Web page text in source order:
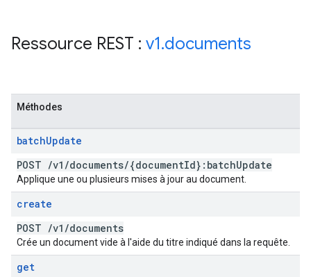
Ressource REST : v1.documents
Méthodes
batchUpdate
POST /v1 /documents/{documentId}:batchUpdate
Applique une ou plusieurs mises à jour au document.
create
POST /v1 /documents
Crée un document vide à l'aide du titre indiqué dans la requête.
get